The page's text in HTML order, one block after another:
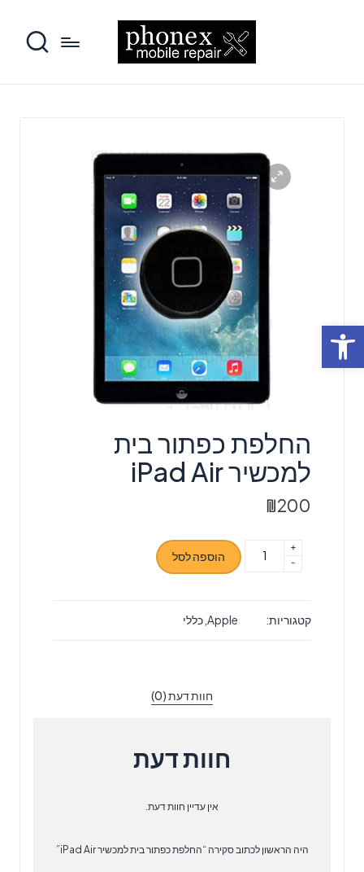
פתח סרגל נגישות
החלפת כפתור בית
למכשיר iPad Air
₪200
כמות
בית
-
+
הוספה לסל
קטגוריות: Apple כללי
חוות דעת (0)
חוות דעת
אין עדיין חוות דעת.
היה הראשון לכתוב סקירה “החלפת כפתור בית למכשיר iPad Air”